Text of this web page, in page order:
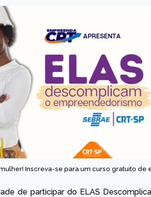
Inscreva-se para um curso gratuito
de participar do ELAS